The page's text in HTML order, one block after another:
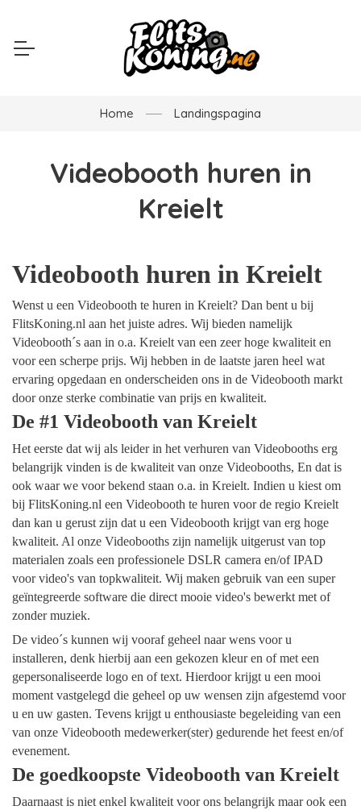
Home Landingspagina
Videobooth huren in
Kreielt
Videobooth huren in Kreielt
Wenst u een Videobooth te huren in Kreielt? Dan bent u bij
FlitsKoning.nl aan het juiste adres. Wij bieden namelijk
Videobooth´s aan in o.a. Kreielt van een zeer hoge kwaliteit en
voor een scherpe prijs. Wij hebben in de laatste jaren heel wat
ervaring opgedaan en onderscheiden ons in de Videobooth markt
door onze sterke combinatie van prijs en kwaliteit.
De #1 Videobooth van Kreielt
Het eerste dat wij als leider in het verhuren van Videobooths erg
belangrijk vinden is de kwaliteit van onze Videobooths, En dat is
ook waar we voor bekend staan o.a. in Kreielt. Indien u kiest om
bij FlitsKoning.nl een Videobooth te huren voor de regio Kreielt
dan kan u gerust zijn dat u een Videobooth krijgt van erg hoge
kwaliteit. Al onze Videobooths zijn namelijk uitgerust van top
materialen zoals een professionele DSLR camera en/of IPAD
voor video's van topkwaliteit. Wij maken gebruik van een super
geïntegreerde software die direct mooie video's bewerkt met of
zonder muziek.
De video´s kunnen wij vooraf geheel naar wens voor u
installeren, denk hierbij aan een gekozen kleur en of met een
gepersonaliseerde logo en of text. Hierdoor krijgt u een mooi
moment vastgelegd die geheel op uw wensen zijn afgestemd voor
u en uw gasten. Tevens krijgt u enthousiaste begeleiding van een
van onze Videobooth medewerker(ster) gedurende het feest en/of
evenement.
De goedkoopste Videobooth van Kreielt
Daarnaast is niet enkel kwaliteit voor ons belangrijk maar ook een